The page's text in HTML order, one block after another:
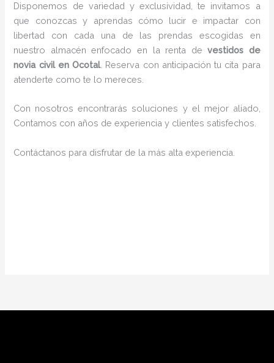
Disponemos de variedad y exclusividad, te invitamos a
que conozcas y aprendas cómo lucir e impactar con
libertad con cada una de las prendas escogidas en
nuestro almacén enfocado en la renta devestidos de
novia civil en Ocotal. Reserva con anticipación tu cita para
atenderte como te lo mereces.
Con nosotros encontrarás soluciones y el mejor aliado,
Contamos con años de experiencia y clientes satisfechos.
Contáctanos para disfrutar de la más alta experiencia.